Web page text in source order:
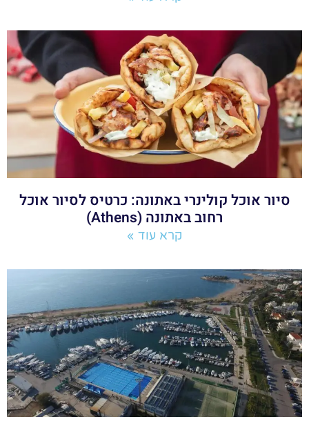
סיור אוכל קולינרי באתונה: כרטיס לסיור אוכל
רחוב באתונה (Athens)
קרא עוד »